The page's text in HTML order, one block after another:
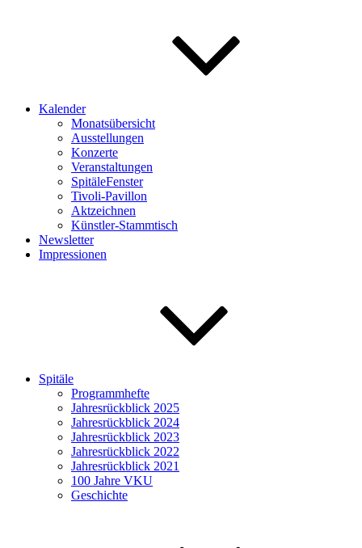
Kalender
Monatsübersicht
Ausstellungen
Konzerte
Veranstaltungen
SpitäleFenster
Tivoli-Pavillon
Aktzeichnen
Künstler-Stammtisch
Newsletter
Impressionen
Spitäle
Programmhefte
Jahresrückblick 2025
Jahresrückblick 2024
Jahresrückblick 2023
Jahresrückblick 2022
Jahresrückblick 2021
100 Jahre VKU
Geschichte